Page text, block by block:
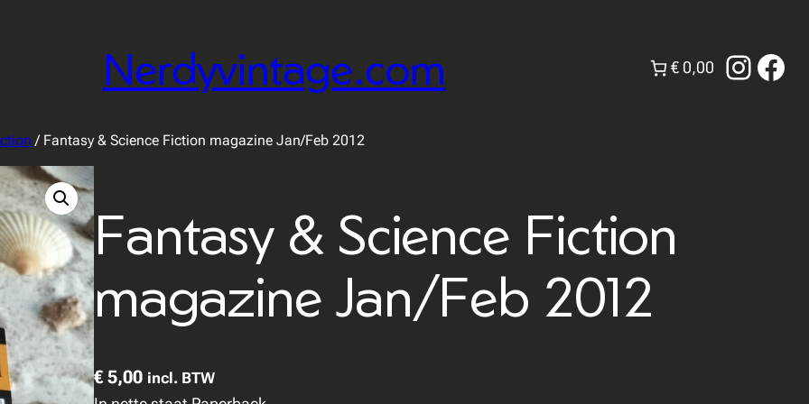
Nerdyvintage.com € 0,00
/ Fantasy & Science Fiction magazine Jan/Feb 2012
Fantasy & Science Fiction
magazine Jan/Feb 2012
€5,00 incl. BTW